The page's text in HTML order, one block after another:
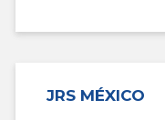
JRS MÉXICO